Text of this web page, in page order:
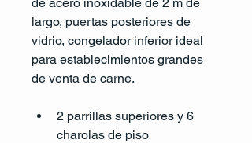
largo, puertas posteriores de
vidrio, congelador inferior ideal
para establecimientos grandes
de venta de carne.
2 parrillas superiores y 6
charolas de piso